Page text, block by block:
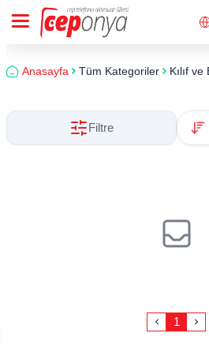
Anasayfa Tüm Kategoriler Kılıf
Filtre
1